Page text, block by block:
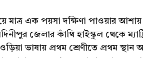
মাত্র এক পয়সা দক্ষিণা পাওয়ার
জেলার কাঁথি হাইস্কুল থেকে
ওড়িয়া ভাষায় প্রথম শ্রেণীতে প্রথম